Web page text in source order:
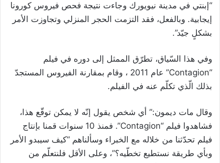
“إبنتي في مدينة نيويورك وجاءت نتيجة فحص فيروس كورونا
إيجابية. وبالفعل، فقد التزمت الحجر المنزلي وتجاوزت الأمر
بشكلٍ جيّد”.
وفي هذا السّياق، تطرّق الممثل إلى دوره في فيلم
“Contagion” عام 2011 ، وقام بمقارنة الفيروس المستجدّ
بذلك الّذي تكلّم عنه في الفيلم.
وقال مات ديمون:” أي شخص يقول إنّه لا يمكن توقّع هذا،
فشاهدوا فيلم “Contagion”. فمنذ 10 سنوات قمنا بإنتاج
فيلم تحدّثنا من خلاله مع الخبراء وسألناهم “كيف سيبدو الأمر
وبأي طريقة نستطيع تخطّيه؟”، وعلى الأقل فلنتعلّم من